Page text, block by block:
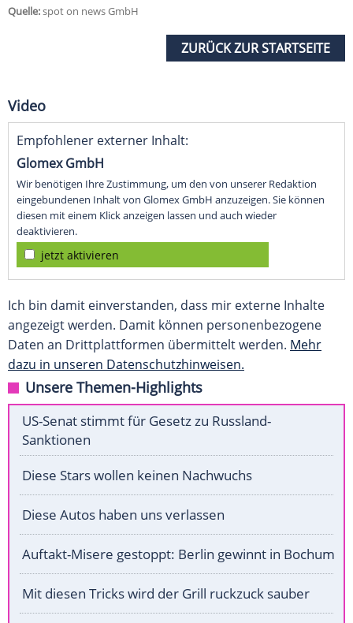
Quelle:spot on news GmbH
ZURÜCK ZUR STARTSEITE
Video
Empfohlener externer Inhalt:
Glomex GmbH
Wir benötigen Ihre Zustimmung, um den von unserer Redaktion
eingebundenen Inhalt von Glomex GmbH anzuzeigen. Sie können
diesen mit einem Klick anzeigen lassen und auch wieder
deaktivieren.
jetzt aktivieren
Ich bin damit einverstanden, dass mir externe Inhalte
angezeigt werden. Damit können personenbezogene
Daten an Drittplattformen übermittelt werden. Mehr
dazu in unseren Datenschutzhinweisen.
Unsere Themen-Highlights
US-Senat stimmt für Gesetz zu Russland-
Sanktionen
Diese Stars wollen keinen Nachwuchs
Diese Autos haben uns verlassen
Auftakt-Misere gestoppt: Berlin gewinnt in Bochum
Mit diesen Tricks wird der Grill ruckzuck sauber